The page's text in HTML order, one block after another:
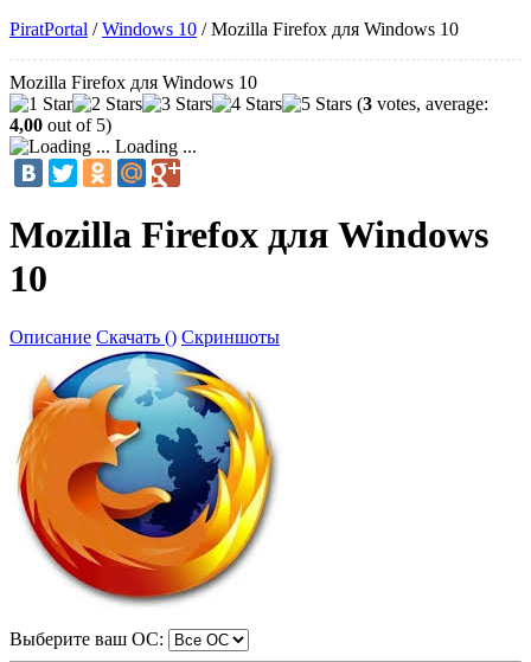
PiratPortal /Windows 10 /Mozilla Firefox для Windows 10
Mozilla Firefox для Windows 10
(3 votes, average:
4,00 out of 5)
Loading ...
Mozilla Firefox для Windows
10
Описание Скачать () Скриншоты
Выберите ваш ОС: